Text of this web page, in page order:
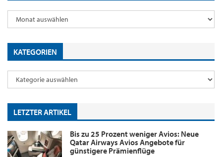
KATEGORIEN
LETZTER ARTIKEL
Bis zu 25 Prozent weniger Avios: Neue
Qatar Airways Avios Angebote für
günstigere Prämienflüge